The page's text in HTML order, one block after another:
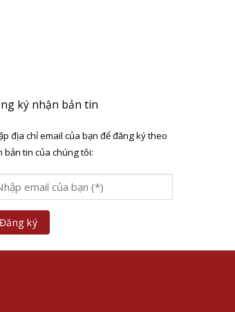
ký nhận bản tin
địa chỉ email của bạn để đăng ký theo
bản tin của chúng tôi: